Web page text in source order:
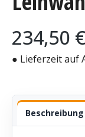
Regulärer Preis:
234,50 €
● Lieferzeit auf
Beschreibung